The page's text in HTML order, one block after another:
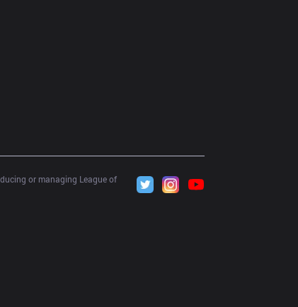
or managing League of